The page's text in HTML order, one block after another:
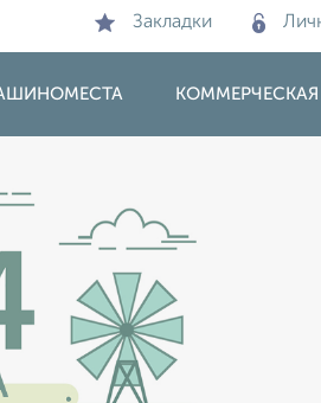
Закладки
КОММЕРЧЕСКАЯ